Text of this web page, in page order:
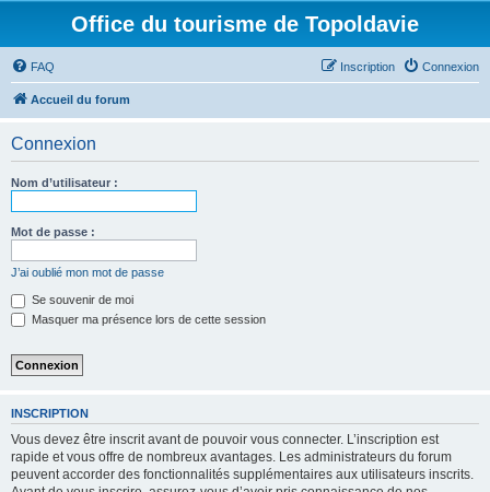
Office du tourisme de Topoldavie
FAQ Connexion
Inscription
Accueil du forum
Connexion
Nom d’utilisateur :
Mot de passe :
J’ai oublié mon mot de passe
Se souvenir de moi
Masquer ma présence lors de cette session
INSCRIPTION
Vous devez être inscrit avant de pouvoir vous connecter. L’inscription est
rapide et vous offre de nombreux avantages. Les administrateurs du forum
peuvent accorder des fonctionnalités supplémentaires aux utilisateurs inscrits.